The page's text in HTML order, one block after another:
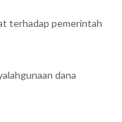
terhadap pemerintah
dana